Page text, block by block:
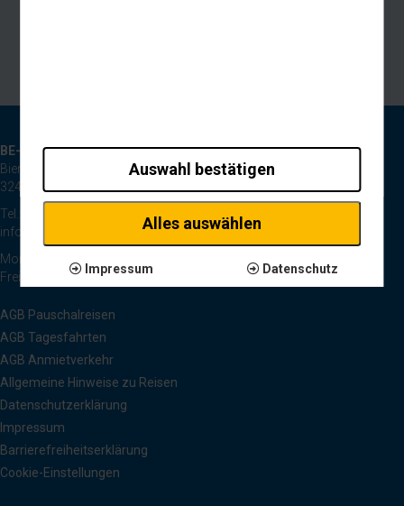
BE-Reisen GmbH
Bierpohlweg 125
32425 Minden
Tel.: 0571 44334
info@be-reisen.de
Montag bis Donnerstag 8:30 bis 17:00 Uhr
Freitag 8:30 bis 13:00 Uhr
AGB Pauschalreisen
AGB Tagesfahrten
AGB Anmietverkehr
Allgemeine Hinweise zu Reisen
Datenschutzerklärung
Impressum
Barrierefreiheitserklärung
Cookie-Einstellungen
Auswahl bestätigen
Alles auswählen
Impressum Datenschutz